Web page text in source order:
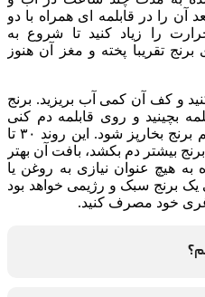
را در قابلمه ای همراه با دو
را زیاد کنید تا شروع به
تقریبا پخته و مغز آن هنوز
و کف آن کمی آب بریزید. برنج
بچینید و روی قابلمه دم کنی
بگذارید و اجازه دهید با حرارت کم برنج بخارپز شود. این روند ۳۰ تا
بیشتر دم بکشد، بافت آن بهتر
هیچ عنوان نیازی به روغن یا
برنج سبک و رژیمی خواهد بود
خود مصرف کنید.